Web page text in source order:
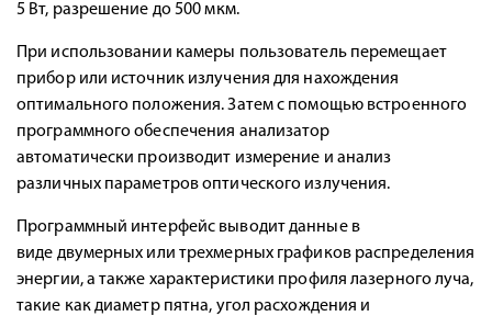
5 Вт, разрешение до 500 мкм.
При использовании камеры пользователь перемещает
прибор или источник излучения для нахождения
оптимального положения. Затем с помощью встроенного
программного обеспечения анализатор
автоматически производит измерение и анализ
различных параметров оптического излучения.
Программный интерфейс выводит данные в
виде двумерных или трехмерных графиков распределения
энергии, а также характеристики профиля лазерного луча,
такие как диаметр пятна, угол расхождения и